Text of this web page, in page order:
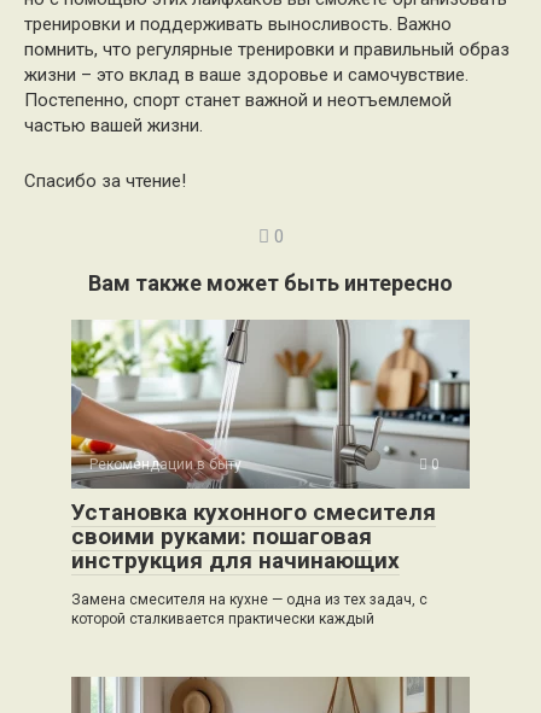
тренировки и поддерживать выносливость. Важно
помнить, что регулярные тренировки и правильный образ
жизни – это вклад в ваше здоровье и самочувствие.
Постепенно, спорт станет важной и неотъемлемой
частью вашей жизни.
Спасибо за чтение!
0
Вам также может быть интересно
Рекомендации в быту 0
Установка кухонного смесителя
своими руками: пошаговая
инструкция для начинающих
Замена смесителя на кухне — одна из тех задач, с
которой сталкивается практически каждый